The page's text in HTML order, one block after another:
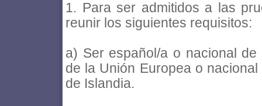
1. Para ser admitidos a las
reunir los siguientes requisitos:
a) Ser español/a o nacional
de la Unión Europea o
de Islandia.